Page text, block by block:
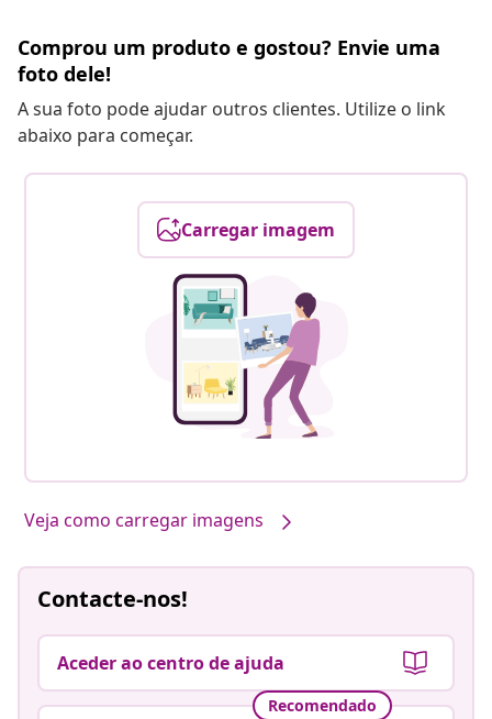
Comprou um produto e gostou? Envie uma
foto dele!
A sua foto pode ajudar outros clientes. Utilize o link
abaixo para começar.
Carregar imagem
Veja como carregar imagens
Contacte-nos!
Aceder ao centro de ajuda
Recomendado